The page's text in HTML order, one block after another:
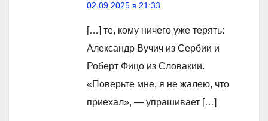
02.09.2025 в 21:33
[…] те, кому ничего уже терять:
Александр Вучич из Сербии и
Роберт Фицо из Словакии.
«Поверьте мне, я не жалею, что
приехал», — упрашивает […]